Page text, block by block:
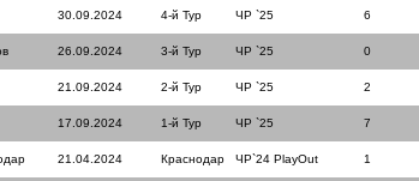
30.09.2024 4-й Тур ЧР `25 6
26.09.2024 3-й Тур ЧР `25 0
21.09.2024 2-й Тур ЧР `25 2
17.09.2024 1-й Тур ЧР `25 7
21.04.2024 Краснодар ЧР`24 PlayOut 1